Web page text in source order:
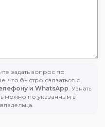
задать вопрос по
что быстро связаться с
и WhatsApp . Узнать
можно по указанным в